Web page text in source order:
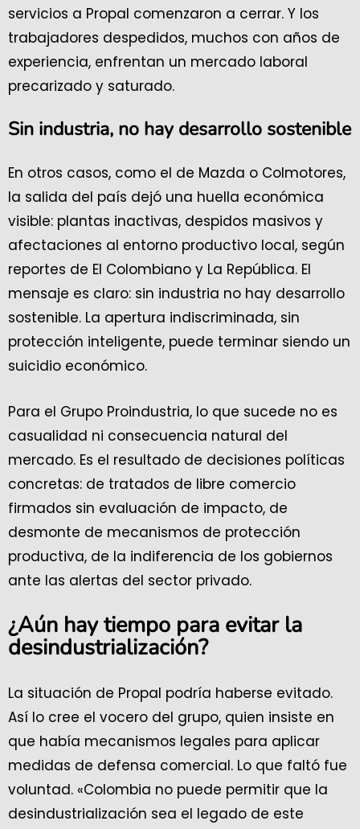
servicios a Propal comenzaron a cerrar. Y los
trabajadores despedidos, muchos con años de
experiencia, enfrentan un mercado laboral
precarizado y saturado.
Sin industria, no hay desarrollo sostenible
En otros casos, como el de Mazda o Colmotores,
la salida del país dejó una huella económica
visible: plantas inactivas, despidos masivos y
afectaciones al entorno productivo local, según
reportes de El Colombiano y La República. El
mensaje es claro: sin industria no hay desarrollo
sostenible. La apertura indiscriminada, sin
protección inteligente, puede terminar siendo un
suicidio económico.
Para el Grupo Proindustria, lo que sucede no es
casualidad ni consecuencia natural del
mercado. Es el resultado de decisiones políticas
concretas: de tratados de libre comercio
firmados sin evaluación de impacto, de
desmonte de mecanismos de protección
productiva, de la indiferencia de los gobiernos
ante las alertas del sector privado.
¿Aún hay tiempo para evitar la
desindustrialización?
La situación de Propal podría haberse evitado.
Así lo cree el vocero del grupo, quien insiste en
que había mecanismos legales para aplicar
medidas de defensa comercial. Lo que faltó fue
voluntad. «Colombia no puede permitir que la
desindustrialización sea el legado de este